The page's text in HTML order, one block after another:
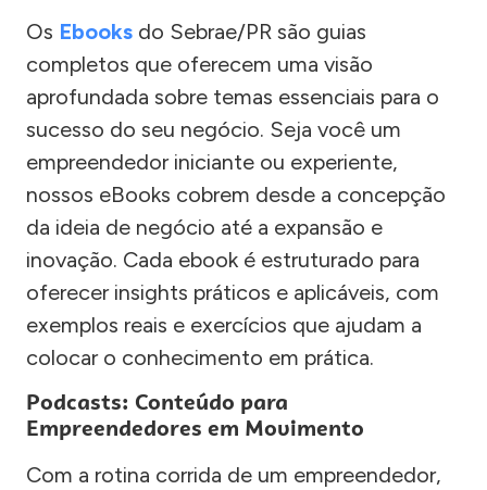
Os Ebooks do Sebrae/PR são guias
completos que oferecem uma visão
aprofundada sobre temas essenciais para o
sucesso do seu negócio. Seja você um
empreendedor iniciante ou experiente,
nossos eBooks cobrem desde a concepção
da ideia de negócio até a expansão e
inovação. Cada ebook é estruturado para
oferecer insights práticos e aplicáveis, com
exemplos reais e exercícios que ajudam a
colocar o conhecimento em prática.
Podcasts: Conteúdo para
Empreendedores em Movimento
Com a rotina corrida de um empreendedor,